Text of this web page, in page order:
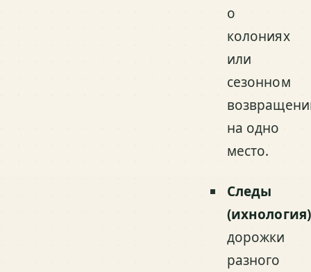
о
колониях
или
сезонном
на одно
место.
Следы
(ихнология)
дорожки
разного